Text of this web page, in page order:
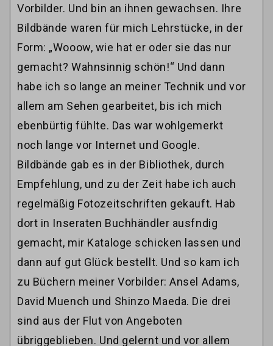
Vorbilder. Und bin an ihnen gewachsen. Ihre
Bildbände waren für mich Lehrstücke, in der
Form: „Wooow, wie hat er oder sie das nur
gemacht? Wahnsinnig schön!“ Und dann
habe ich so lange an meiner Technik und vor
allem am Sehen gearbeitet, bis ich mich
ebenbürtig fühlte. Das war wohlgemerkt
noch lange vor Internet und Google.
Bildbände gab es in der Bibliothek, durch
Empfehlung, und zu der Zeit habe ich auch
regelmäßig Fotozeitschriften gekauft. Hab
dort in Inseraten Buchhändler ausfndig
gemacht, mir Kataloge schicken lassen und
dann auf gut Glück bestellt. Und so kam ich
zu Büchern meiner Vorbilder: Ansel Adams,
David Muench und Shinzo Maeda. Die drei
sind aus der Flut von Angeboten
übriggeblieben. Und gelernt und vor allem